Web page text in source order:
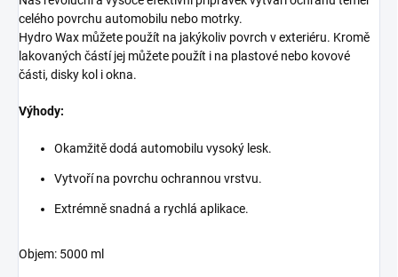
celého povrchu automobilu nebo motrky.
Hydro Wax můžete použít na jakýkoliv povrch v exteriéru. Kromě
lakovaných částí jej můžete použít i na plastové nebo kovové
části, disky kol i okna.
Výhody:
Okamžitě dodá automobilu vysoký lesk.
Vytvoří na povrchu ochrannou vrstvu.
Extrémně snadná a rychlá aplikace.
Objem: 5000 ml